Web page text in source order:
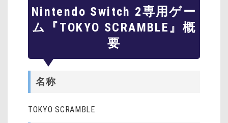
Nintendo Switch 2専用ゲー
ム『TOKYO SCRAMBLE』概
要
名称
TOKYO SCRAMBLE